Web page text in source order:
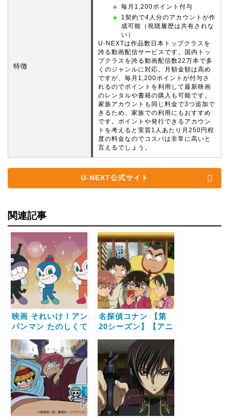
特徴
毎月1,200ポイント付与
1契約で4人分のアカウントが作
成可能（視聴履歴は共有されな
い）
U-NEXTは作品数日本トップクラスを
誇る動画配信サービスです。国内トッ
プクラスを誇る動画配信数22万本で多
くのジャンルに対応。月額金額は高め
ですが、毎月1,200ポイントが付与さ
れるのでポイントを利用して最新映画
のレンタルや書籍の購入も可能です。
家族アカウントも同じ料金で3つ追加で
きるため、家族での利用にもおすすめ
です。ポイントや発行できるアカウン
トを考えると実質1人あたり月250円程
度の料金なのでコスパは非常に高いと
言えるでしょう。
U-NEXT公式サイト
関連記事
映画 それいけ！アン
パンマン たのしくて
コキンちゃん！？
【アニメ】の動画配
信サービス比較と無
料で全話視聴する方
法
名探偵コナン 【第
20シーズン】【アニ
ビス比較と無料で全
話視聴する方法